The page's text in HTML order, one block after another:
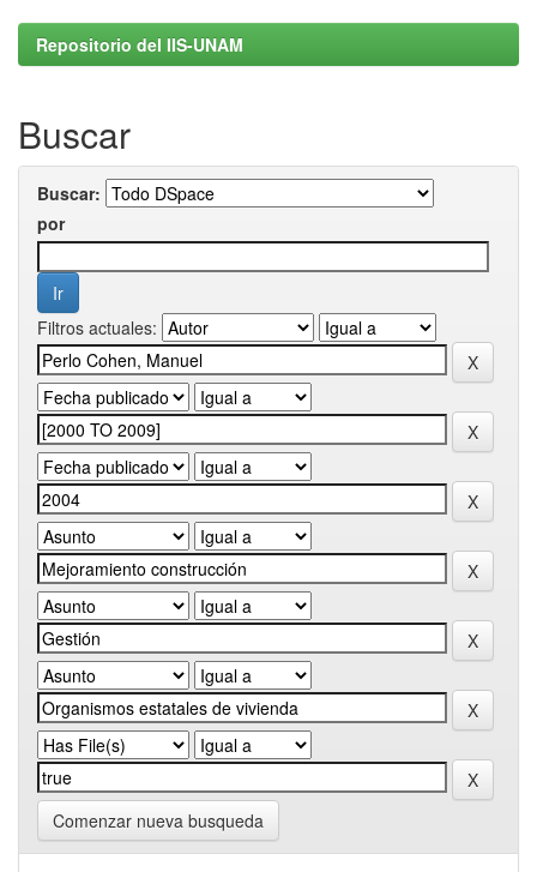
Repositorio del IIS-UNAM
Buscar
Buscar:
por
Filtros actuales:
Comenzar nueva busqueda